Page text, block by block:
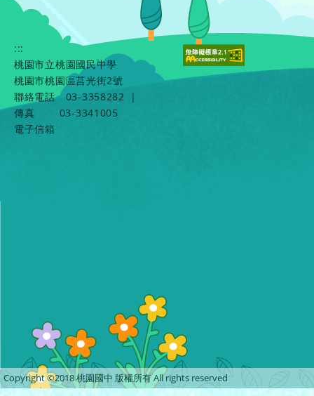
:::
桃園市立桃園國民中學
桃園市桃園區莒光街2號
聯絡電話
03-3358282
|
傳真
03-3341005
電子信箱
Copyright ©2018 桃園國中 版權所有 All rights reserved